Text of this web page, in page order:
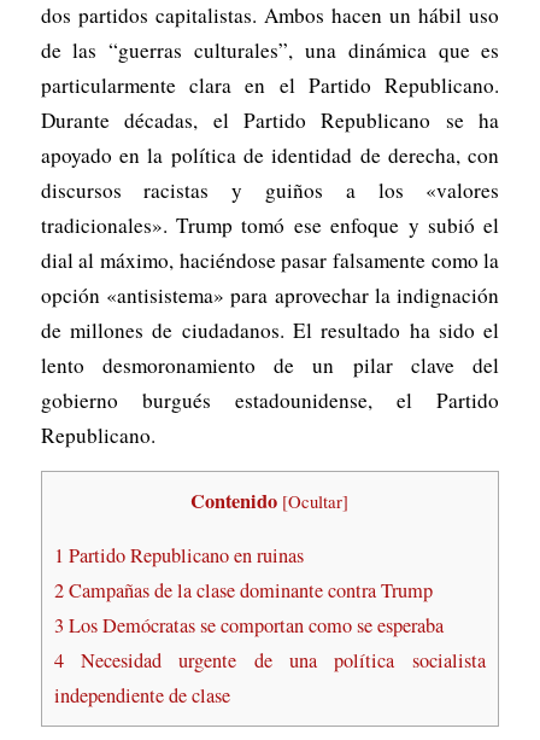
dos partidos capitalistas. Ambos hacen un hábil uso
de las “guerras culturales”, una dinámica que es
particularmente clara en el Partido Republicano.
Durante décadas, el Partido Republicano se ha
apoyado en la política de identidad de derecha, con
discursos racistas y guiños a los «valores
tradicionales». Trump tomó ese enfoque y subió el
dial al máximo, haciéndose pasar falsamente como la
opción «antisistema» para aprovechar la indignación
de millones de ciudadanos. El resultado ha sido el
lento desmoronamiento de un pilar clave del
gobierno burgués estadounidense, el Partido
Republicano.
Contenido [Ocultar]
1 Partido Republicano en ruinas
2Campañas de la clase dominante contra Trump
3 Los Demócratas se comportan como se esperaba
4Necesidad urgente de una política socialista
independiente de clase